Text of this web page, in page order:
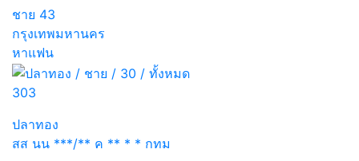
ชาย 43
กรุงเทพมหานคร
หาแฟน
303
ปลาทอง
สส นน ***/** ค ** * * กทม